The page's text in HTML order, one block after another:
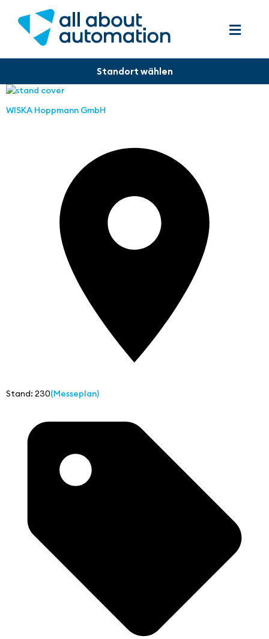
WISKA Hoppmann GmbH
Stand: 230(Messeplan)